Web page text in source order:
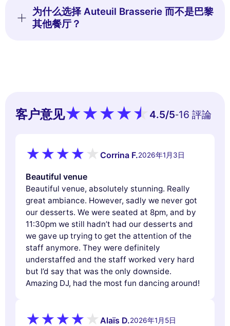
为什么选择 Auteuil Brasserie 而不是巴黎
其他餐厅？
客户意见 4.5/5-16 評論
Corrina F.2026年1月3日
Beautiful venue
Beautiful venue, absolutely stunning. Really
great ambiance. However, sadly we never got
our desserts. We were seated at 8pm, and by
11:30pm we still hadn’t had our desserts and
we gave up trying to get the attention of the
staff anymore. They were definitely
understaffed and the staff worked very hard
but I’d say that was the only downside.
Amazing DJ, had the most fun dancing around!
Alaïs D.2026年1月5日